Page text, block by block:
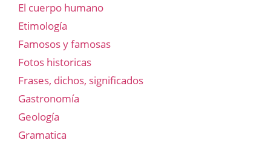
El cuerpo humano
Etimología
Famosos y famosas
Fotos historicas
Frases, dichos, significados
Gastronomía
Geología
Gramatica